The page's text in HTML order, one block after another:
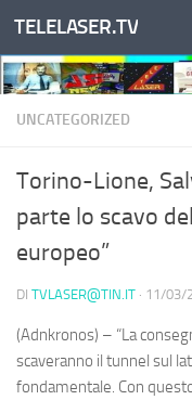
Salta al contenuto
TELELASER.TV
UNCATEGORIZED
Torino-Lione,
parte lo scavo
europeo”
DI TVLASER@TIN.IT · 11/03/
(Adnkronos) – “La
scaveranno il tunnel sul
fondamentale. Con